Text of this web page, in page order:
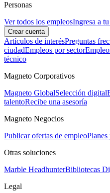
Personas
Ver todos los empleosIngresa a
Crear cuenta
Artículos de interésPreguntas
ciudadEmpleos por sector
técnico
Magneto Corporativos
Magneto GlobalSelección digital
talentoRecibe una asesoría
Magneto Negocios
Publicar ofertas de empleo
Otras soluciones
Marble HeadhunterBibliotecas
Legal